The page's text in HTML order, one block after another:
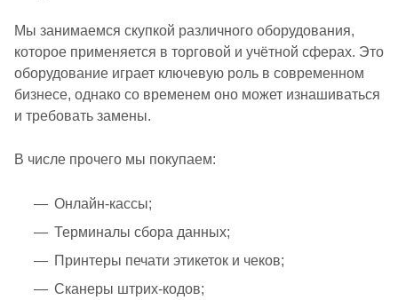
Мы занимаемся скупкой различного оборудования,
которое применяется в торговой и учётной сферах. Это
оборудование играет ключевую роль в современном
бизнесе, однако со временем оно может изнашиваться
и требовать замены.
В числе прочего мы покупаем:
Онлайн-кассы;
Терминалы сбора данных;
Принтеры печати этикеток и чеков;
Сканеры штрих-кодов;